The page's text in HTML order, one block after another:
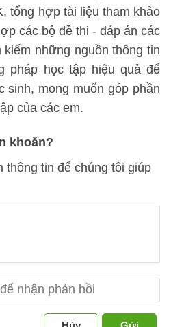
tổng hợp tài liệu tham khảo
các bộ đề thi - đáp án các
những nguồn thông tin
pháp học tập hiệu quả để
sinh, mong muốn góp phần
của các em.
khoăn?
thông tin để chúng tôi giúp